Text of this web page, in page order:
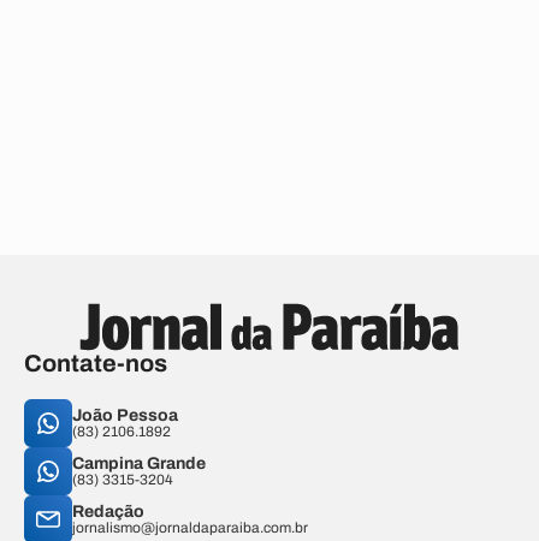
Contate-nos
João Pessoa
(83) 2106.1892
Campina Grande
(83) 3315-3204
Redação
jornalismo@jornaldaparaiba.com.br